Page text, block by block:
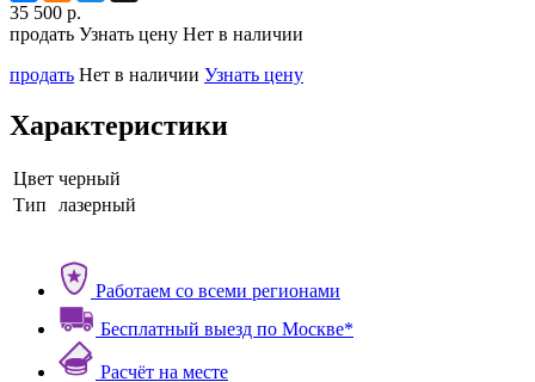
35 500 р.
продать Узнать цену Нет в наличии
продать Нет в наличии Узнать цену
Характеристики
Цвет черный
Тип
лазерный
Работаем со всеми регионами
Бесплатный выезд по Москве*
Расчёт на месте